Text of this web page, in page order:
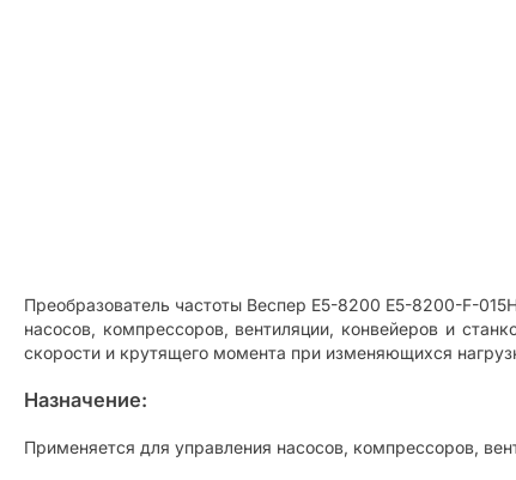
Преобразователь частоты Веспер E5-8200 E5-8200-F-
насосов, компрессоров, вентиляции, конвейеров и
скорости и крутящего момента при изменяющихся
Назначение:
Применяется для управления насосов, компрессоров,